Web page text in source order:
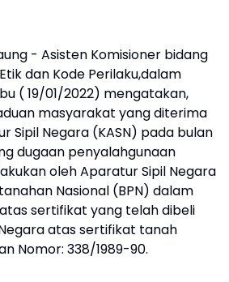
- Asisten Komisioner bidang
dan Kode Perilaku,dalam
( 19/01/2022) mengatakan,
masyarakat yang diterima
Sipil Negara (KASN) pada bulan
dugaan penyalahgunaan
oleh Aparatur Sipil Negara
Nasional (BPN) dalam
sertifikat yang telah dibeli
atas sertifikat tanah
Nomor: 338/1989-90.